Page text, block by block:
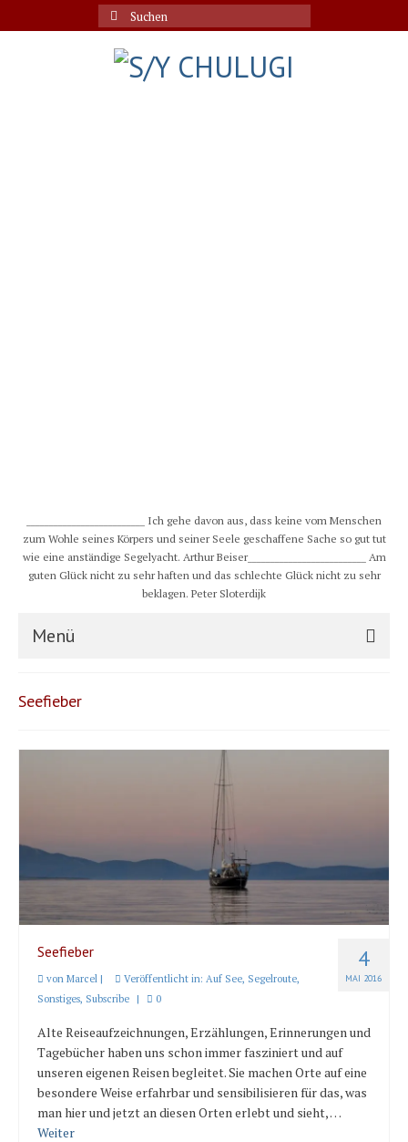
Suche
nach:
__________________________ Ich gehe davon aus, dass keine vom Menschen
zum Wohle seines Körpers und seiner Seele geschaffene Sache so gut tut
wie eine anständige Segelyacht. Arthur Beiser__________________________ Am
guten Glück nicht zu sehr haften und das schlechte Glück nicht zu sehr
beklagen. Peter Sloterdijk
Menü
Bordbibliothek
Abonnieren
Yachtüberführung weltweit
Seefieber
4
MAI 2016
Seefieber
von Marcel | Veröffentlicht in: Auf See, Segelroute,
Sonstiges, Subscribe | 0
Alte Reiseaufzeichnungen, Erzählungen, Erinnerungen und
Tagebücher haben uns schon immer fasziniert und auf
unseren eigenen Reisen begleitet. Sie machen Orte auf eine
besondere Weise erfahrbar und sensibilisieren für das, was
man hier und jetzt an diesen Orten erlebt und sieht, …
Weiter